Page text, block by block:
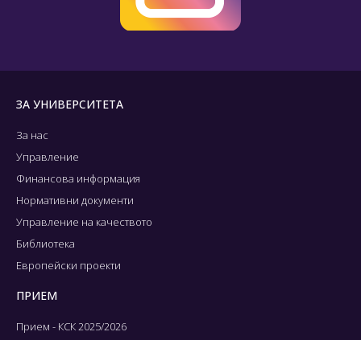
ЗА УНИВЕРСИТЕТА
За нас
Управление
Финансова информация
Нормативни документи
Управление на качеството
Библиотека
Европейски проекти
ПРИЕМ
Прием - КСК 2025/2026